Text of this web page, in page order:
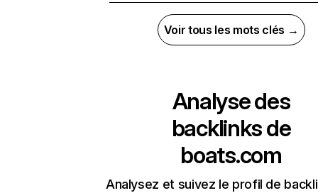
Voir tous les mots clés →
Analyse des
backlinks de
boats.com
Analysez et suivez le profil de